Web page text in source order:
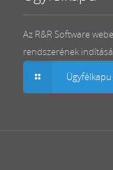
Az R&R Software
rendszerének